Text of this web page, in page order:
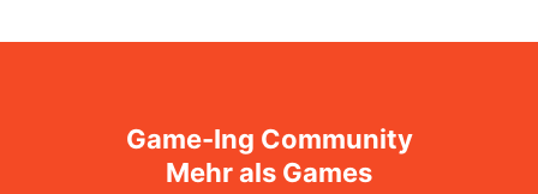
Game-Ing Community
Mehr als Games